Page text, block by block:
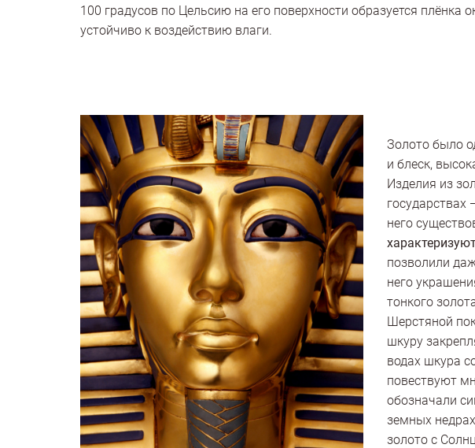
100 градусов по Цельсию на его поверхности образуется плёнка
устойчиво к воздействию влаги.
Золото было
и блеск,
Изделия из
государствах
него
позволили
него
тонкого
Шерстяной
шкуру
водах шкура
повествуют
обозначали
земных
золото с